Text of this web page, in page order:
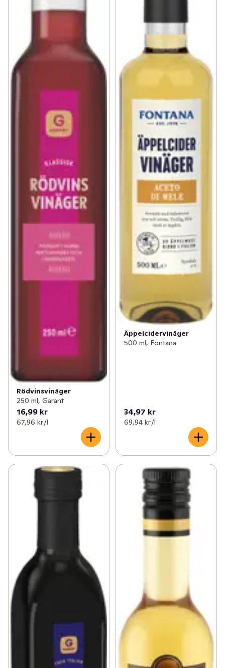
Rödvinsvinäger
250 ml, Garant
16,99 kr
67,96 kr /l
Äppelcidervinäger
500 ml, Fontana
34,97 kr
69,94 kr /l